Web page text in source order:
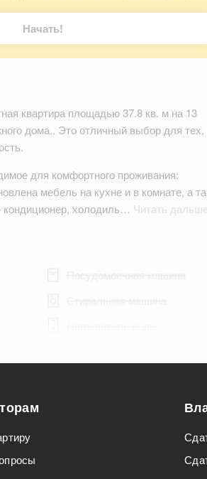
Начать!
квартира площадью 37.8 кв. м на 13
дома.. Это отличный выбор для тех,
для комфортного проживания:
мебель на кухне и в комнате, а
холодиль… Читать дальше
Подходит для семьи с